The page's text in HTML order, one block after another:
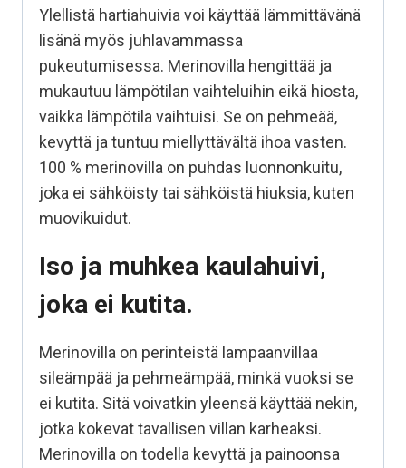
Ylellistä hartiahuivia voi käyttää lämmittävänä
lisänä myös juhlavammassa
pukeutumisessa. Merinovilla hengittää ja
mukautuu lämpötilan vaihteluihin eikä hiosta,
vaikka lämpötila vaihtuisi. Se on pehmeää,
kevyttä ja tuntuu miellyttävältä ihoa vasten.
100 % merinovilla on puhdas luonnonkuitu,
joka ei sähköisty tai sähköistä hiuksia, kuten
muovikuidut.
Iso ja muhkea kaulahuivi,
joka ei kutita.
Merinovilla on perinteistä lampaanvillaa
sileämpää ja pehmeämpää, minkä vuoksi se
ei kutita. Sitä voivatkin yleensä käyttää nekin,
jotka kokevat tavallisen villan karheaksi.
Merinovilla on todella kevyttä ja painoonsa